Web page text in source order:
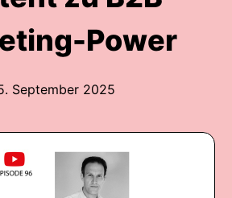
Power
September 2025